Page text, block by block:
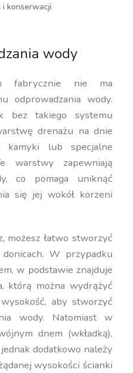
i konserwacji
wody
fabrycznie nie ma
odprowadzania wody.
bez takiego systemu
drenażu na dnie
kamyki lub specjalne
warstwy zapewniają
co pomaga uniknąć
się jej wokół korzeni
możesz łatwo stworzyć
W przypadku
w podstawie znajduje
którą można wydrążyć
aby stworzyć
wody. Natomiast w
dnem (wkładką),
dodatkowo należy
wysokości ścianki